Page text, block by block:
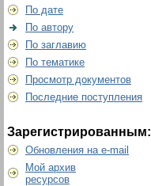
По дате
По автору
По заглавию
По тематике
Просмотр документов
Последние поступления
Зарегистрированным:
Обновления на e-mail
Мой архив
ресурсов